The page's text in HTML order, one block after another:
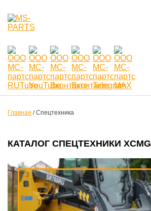
Главная /Спецтехника
КАТАЛОГ СПЕЦТЕХНИКИ XCMG